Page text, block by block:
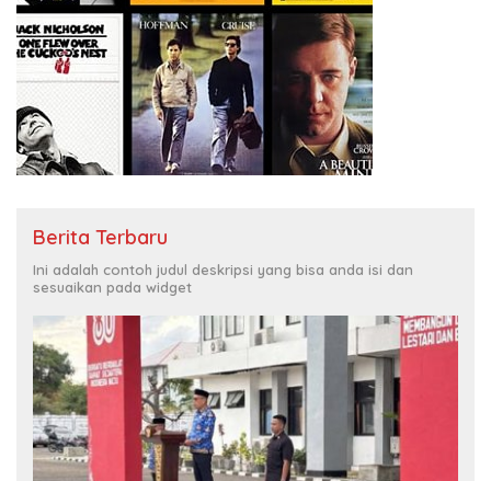
Berita Terbaru
Ini adalah contoh judul deskripsi yang bisa anda isi dan
sesuaikan pada widget